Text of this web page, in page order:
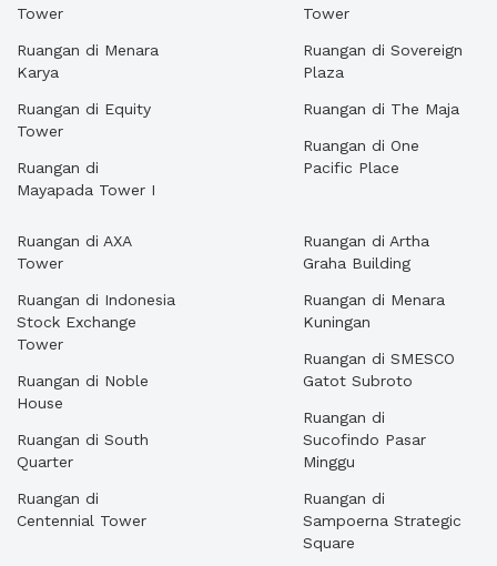
Tower
Ruangan di Menara
Karya
Ruangan di Equity
Tower
Ruangan di
Mayapada Tower I
Tower
Ruangan di Sovereign
Plaza
Ruangan di The Maja
Ruangan di One
Pacific Place
Ruangan di AXA
Tower
Ruangan di Indonesia
Stock Exchange
Tower
Ruangan di Noble
House
Ruangan di South
Quarter
Ruangan di
Centennial Tower
Ruangan di Artha
Graha Building
Ruangan di Menara
Kuningan
Ruangan di SMESCO
Gatot Subroto
Ruangan di
Sucofindo Pasar
Minggu
Ruangan di
Sampoerna Strategic
Square